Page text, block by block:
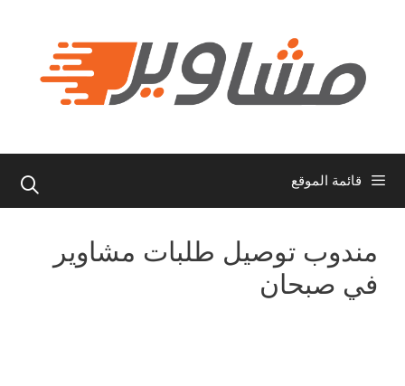
قائمة الموقع
مندوب توصيل طلبات مشاوير
في صبحان